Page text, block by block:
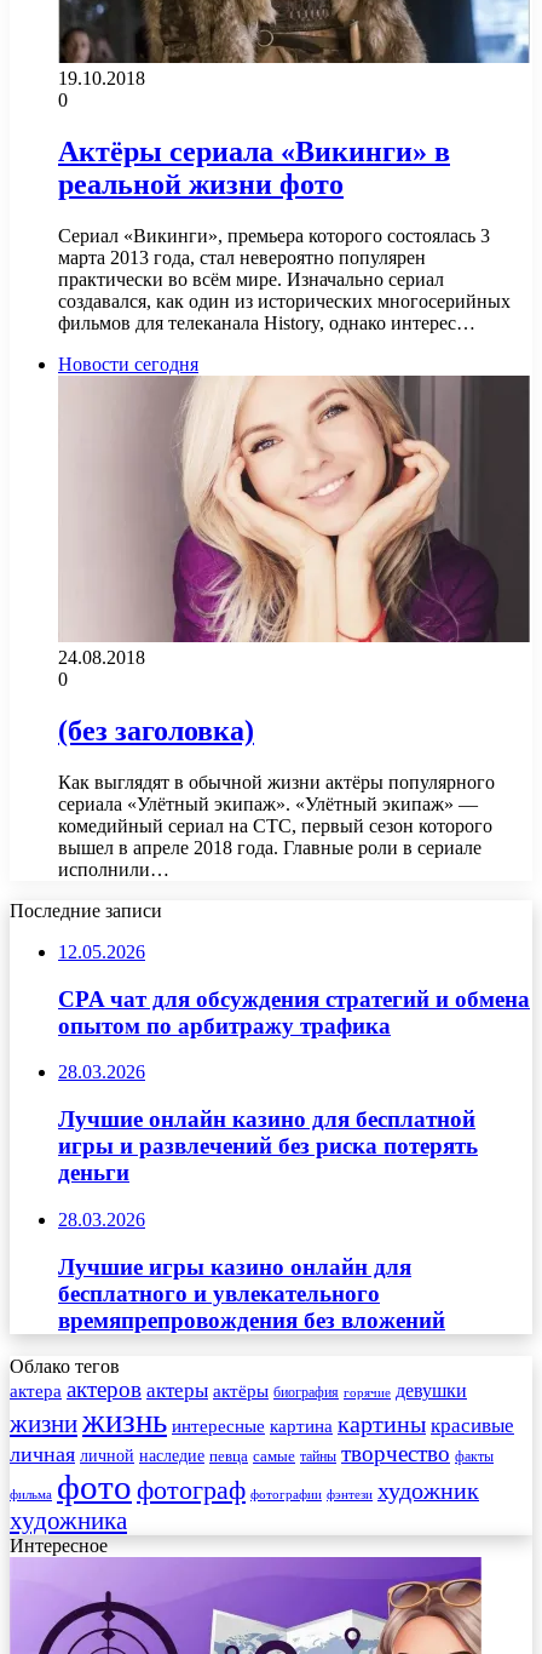
19.10.2018
0
Актёры сериала «Викинги» в
реальной жизни фото
Сериал «Викинги», премьера которого состоялась 3
марта 2013 года, стал невероятно популярен
практически во всём мире. Изначально сериал
создавался, как один из исторических многосерийных
фильмов для телеканала History, однако интерес…
Новости сегодня
24.08.2018
0
(без заголовка)
Как выглядят в обычной жизни актёры популярного
сериала «Улётный экипаж». «Улётный экипаж» —
комедийный сериал на СТС, первый сезон которого
вышел в апреле 2018 года. Главные роли в сериале
исполнили…
Последние записи
12.05.2026
CPA чат для обсуждения стратегий и обмена
опытом по арбитражу трафика
28.03.2026
Лучшие онлайн казино для бесплатной
игры и развлечений без риска потерять
деньги
28.03.2026
Лучшие игры казино онлайн для
бесплатного и увлекательного
времяпрепровождения без вложений
Облако тегов
актера актеров актеры актёры биография горячие девушки
жизнижизнь интересные картина картины красивые
личная личной наследие певца самые тайны творчество факты
фильма фото фотограф фотографии фэнтези художник
художника
Интересное